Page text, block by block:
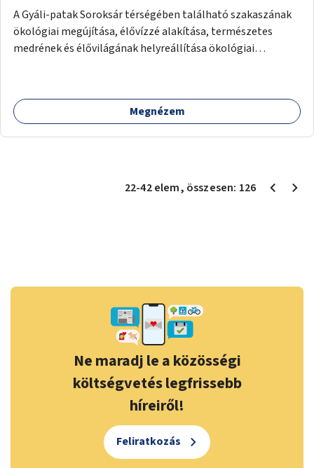
A Gyáli-patak Soroksár térségében található szakaszának
ökológiai megújítása, élővízzé alakítása, természetes
medrének és élővilágának helyreállítása ökológiai
Megnézem
22-42elem, összesen: 126
Ne maradj le a közösségi
költségvetés legfrissebb
híreiről!
Feliratkozás